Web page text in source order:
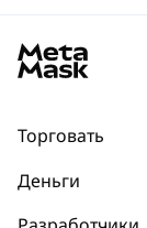
Торговать
Деньги